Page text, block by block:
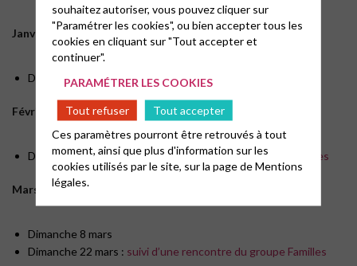
Janvier 2026
Dimanche 18 janvier
Février 2026
Dimanche 8 février :suivi d’une rencontre du groupe Familles
Mars 2026
Dimanche 8 mars
Dimanche 22 mars : suivi d’une rencontre du groupe Familles
souhaitez autoriser, vous pouvez cliquer sur
"Paramétrer les cookies", ou bien accepter tous les
cookies en cliquant sur "Tout accepter et
continuer".
PARAMÉTRER LES COOKIES
Tout refuser
Tout accepter
Ces paramètres pourront être retrouvés à tout
moment, ainsi que plus d'information sur les
cookies utilisés par le site, sur la page deMentions
légales.